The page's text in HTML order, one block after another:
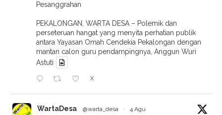
Pesanggrahan
PEKALONGAN, WARTA DESA – Polemik dan
perseteruan hangat yang menyita perhatian publik
antara Yayasan Omah Cendekia Pekalongan dengan
mantan calon guru pendampingnya, Anggun Wuri
Astuti
X
WartaDesa @warta_desa · 4 Agu